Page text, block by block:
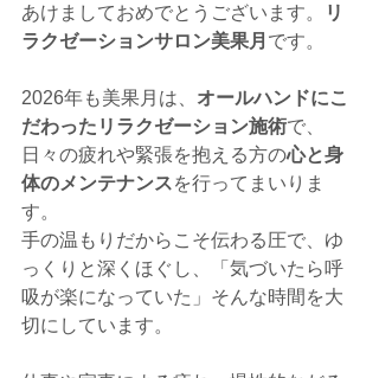
あけましておめでとうございます。
リ
ラクゼーションサロン美果月 です。
2026年も美果月は、 オールハンドにこ
だわったリラクゼーション施術で、
日々の疲れや緊張を抱える方の心と身
体のメンテナンスを行ってまいりま
す。
手の温もりだからこそ伝わる圧で、ゆ
っくりと深くほぐし、「気づいたら呼
吸が楽になっていた」そんな時間を大
切にしています。